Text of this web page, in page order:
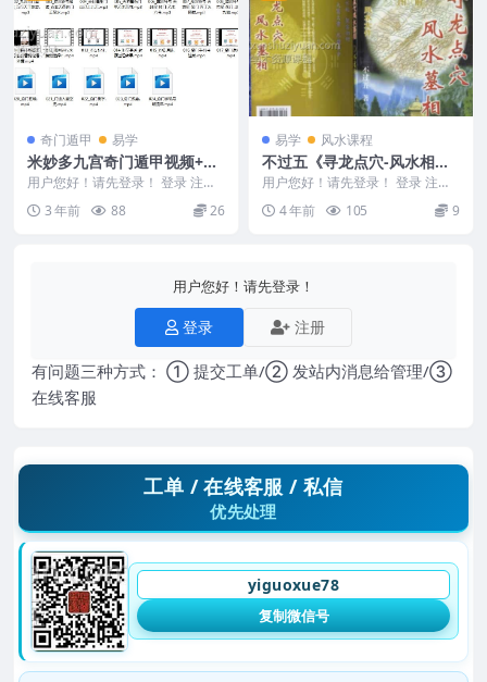
奇门遁甲 易学
米妙多九宫奇门遁甲视频+录
音合集24集
用户您好！请先登录！ 登录 注册
米妙多九宫奇门遁甲 231184 001_
九宫...3 年前 88 26
易学 风水课程
不过五《寻龙点穴-风水相
墓》
用户您好！请先登录！ 登录 注册
编号：MY2212-200-7 不过五《寻
龙点...4 年前 105 9
用户您好！请先登录！
登录 注册
有问题三种方式： ① 提交工单/② 发站内消息给管理/③
在线客服
工单 / 在线客服 / 私信
优先处理
yiguoxue78
复制微信号